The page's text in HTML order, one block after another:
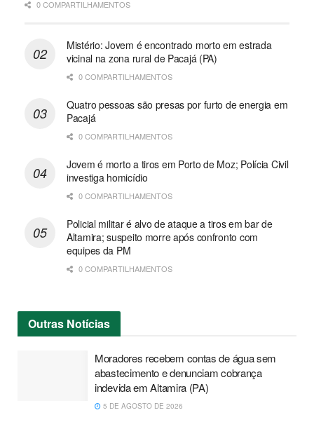
0 COMPARTILHAMENTOS
Mistério: Jovem é encontrado morto em estrada
vicinal na zona rural de Pacajá (PA)
0 COMPARTILHAMENTOS
Quatro pessoas são presas por furto de energia em
Pacajá
0 COMPARTILHAMENTOS
Jovem é morto a tiros em Porto de Moz; Polícia Civil
investiga homicídio
0 COMPARTILHAMENTOS
Policial militar é alvo de ataque a tiros em bar de
Altamira; suspeito morre após confronto com
equipes da PM
0 COMPARTILHAMENTOS
Outras Notícias
Moradores recebem contas de água sem
abastecimento e denunciam cobrança
indevida em Altamira (PA)
5 DE AGOSTO DE 2026